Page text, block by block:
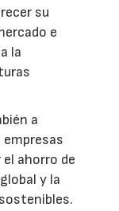
su
e
la
a
ahorro de
y la